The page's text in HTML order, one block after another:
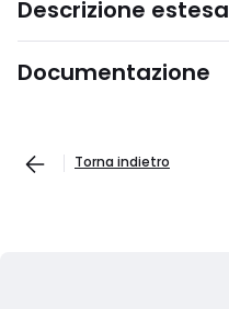
Descrizione estesa
Documentazione
Torna indietro